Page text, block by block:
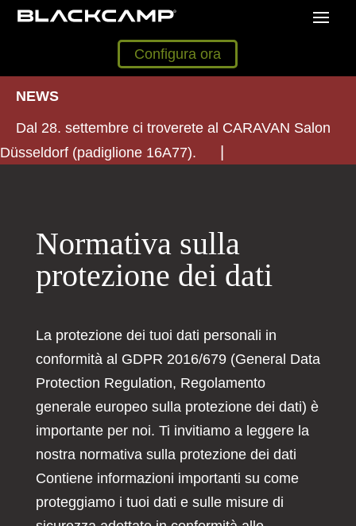
Configura ora
NEWS
Dal 28. settembre ci troverete al CARAVAN Salon
Düsseldorf (padiglione 16A77).
Normativa sulla
protezione dei dati
La protezione dei tuoi dati personali in
conformità al GDPR 2016/679 (General Data
Protection Regulation, Regolamento
generale europeo sulla protezione dei dati) è
importante per noi. Ti invitiamo a leggere la
nostra normativa sulla protezione dei dati
Contiene informazioni importanti su come
proteggiamo i tuoi dati e sulle misure di